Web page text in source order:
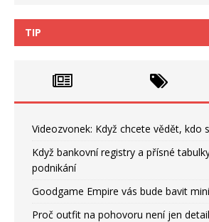
TIP
Videozvonek: Když chcete vědět, kdo
Když bankovní registry a přísné
podnikání
Goodgame Empire vás bude bavit
Proč outfit na pohovoru není jen detail